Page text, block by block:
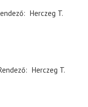
Herczeg T.
Herczeg T.